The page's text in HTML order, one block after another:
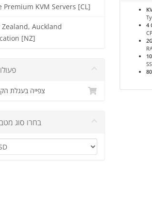
Premium KVM Servers [CL]
Zealand, Auckland
[NZ]
צפייה בעגלת
בחרו סוג
4